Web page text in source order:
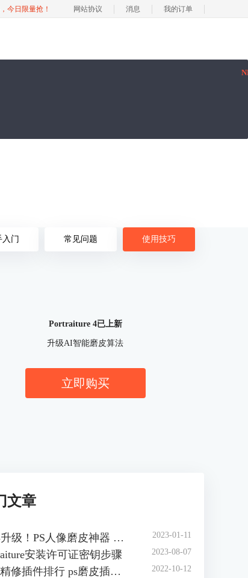
今日限量抢！ 网站协议 消息 我的订单
入门 常见问题 使用技巧
Portraiture 4已上新
升级AI智能磨皮算法
立即购买
文章
AI再升级！PS人像磨皮神器 Portraiture 4 官方中文版正式上线 2023-01-11
安装许可证密钥步骤 2023-08-07
人像精修插件排行 ps磨皮插件哪个效果好 2022-10-12